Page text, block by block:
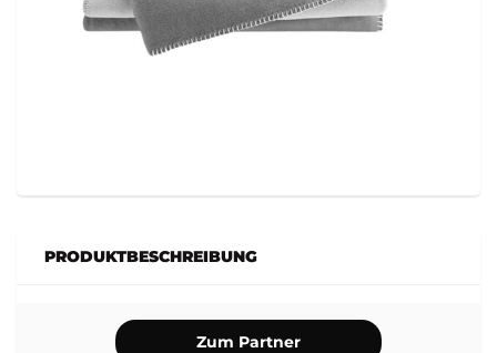
PRODUKTBESCHREIBUNG
Zum Partner